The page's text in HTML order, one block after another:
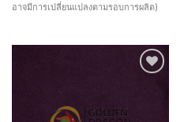
อาจมีการเปลี่ยนแปลงตามรอบการผลิต)